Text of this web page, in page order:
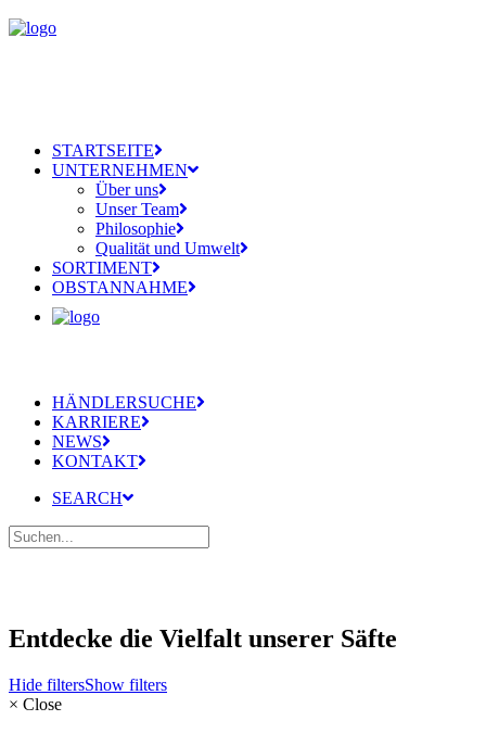
STARTSEITE
UNTERNEHMEN
Über uns
Unser Team
Philosophie
Qualität und Umwelt
SORTIMENT
OBSTANNAHME
HÄNDLERSUCHE
KARRIERE
NEWS
KONTAKT
SEARCH
Entdecke die Vielfalt unserer Säfte
Hide filtersShow filters
× Close